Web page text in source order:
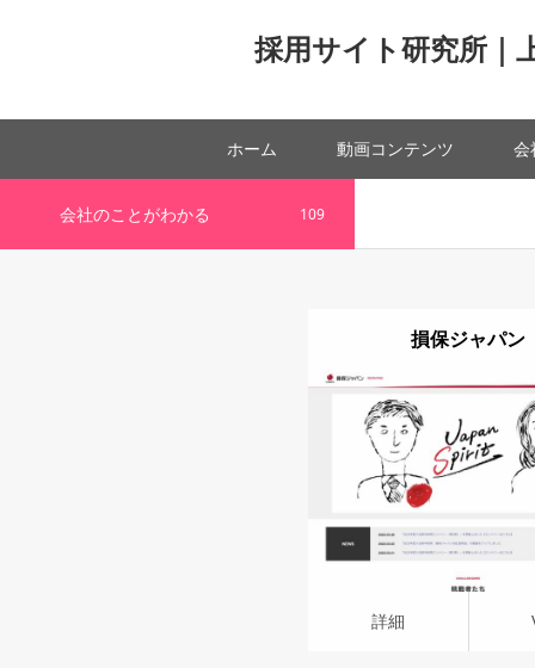
採用サイト研究所｜
ホーム 動画コンテンツ 会
会社のことがわかる 109
損保ジャパン
Visit
詳細